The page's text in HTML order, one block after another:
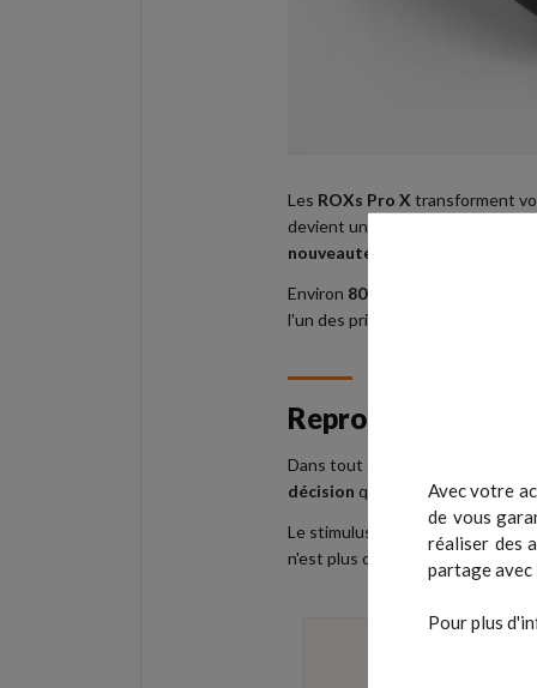
Avec votre
de vous
réaliser des
partage avec
Pour plus
Les ROXs Pro X transforment
devient une
nouveauté du laser
Environ 80 % de l'information
l'un des principaux leviers de la
Reproduire le vrai
Dans tout sport de duel ou
décision qu'il en tire. C'est
Le stimulus tombe au hasard ;
n'est plus contraint par la